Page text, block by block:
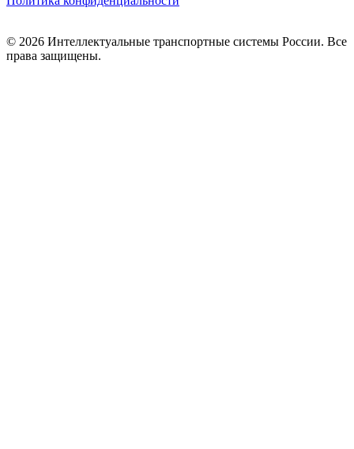
© 2026 Интеллектуальные транспортные системы России. Все
права защищены.